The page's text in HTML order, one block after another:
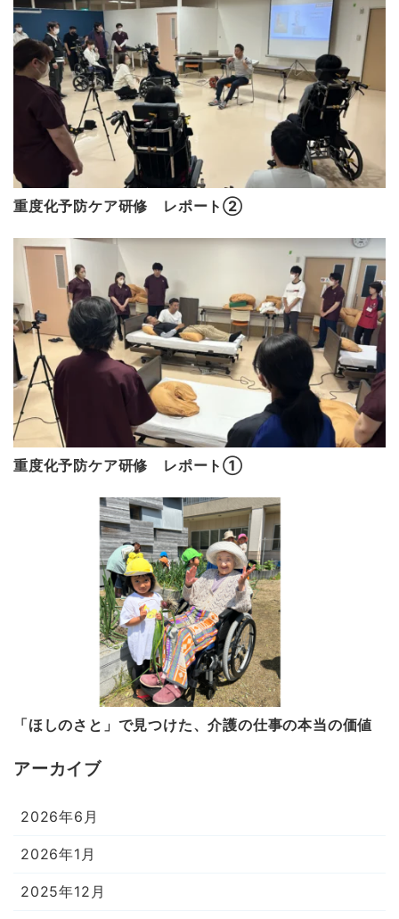
重度化予防ケア研修 レポート②
重度化予防ケア研修 レポート①
「ほしのさと」で見つけた、介護の仕事の本当の価値
アーカイブ
2026年6月
2026年1月
2025年12月